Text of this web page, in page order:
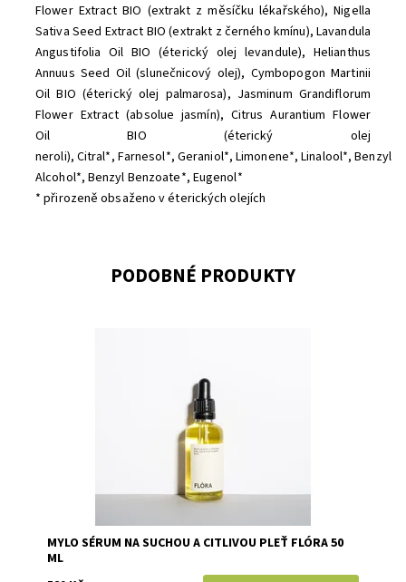
Flower Extract BIO (extrakt z měsíčku lékařského), Nigella
Sativa Seed Extract BIO (extrakt z černého kmínu), Lavandula
Angustifolia Oil BIO (éterický olej levandule), Helianthus
Annuus Seed Oil (slunečnicový olej), Cymbopogon Martinii
Oil BIO (éterický olej palmarosa), Jasminum Grandiflorum
Flower Extract (absolue jasmín), Citrus Aurantium Flower
Oil BIO (éterický olej
neroli), Citral*, Farnesol*, Geraniol*, Limonene*, Linalool*, Benzyl
Alcohol*, Benzyl Benzoate*, Eugenol*
* přirozeně obsaženo v éterických olejích
PODOBNÉ PRODUKTY
MYLO SÉRUM NA SUCHOU A CITLIVOU PLEŤ FLÓRA 50
ML